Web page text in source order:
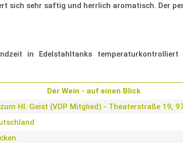
sich sehr saftig und herrlich aromatisch. Der
in Edelstahltanks
Der Wein - auf einen Blick
Hl. Geist (VDP Mitglied) - Theaterstraße 19,